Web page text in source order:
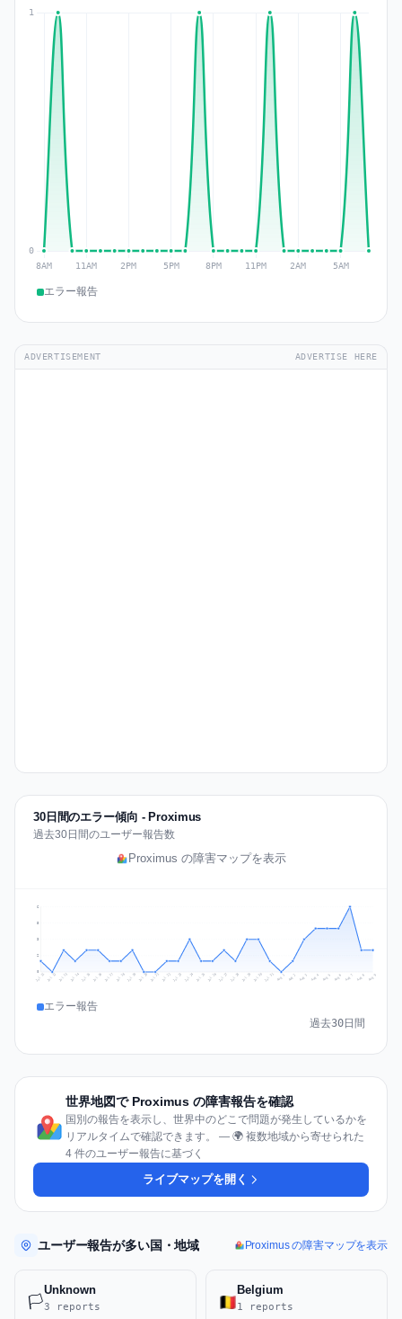
エラー報告
ADVERTISEMENT ADVERTISE HERE
30日間のエラー傾向 - Proximus
過去30日間のユーザー報告数
Proximus の障害マップを表示
2
3
5
6
Jul 11 Jul 12 Jul 13 Jul 14 Jul 15 Jul 16 Jul 17 Jul 18 Jul 19 Jul 20 Jul 21 Jul 22 Jul 23 Jul 24 Jul 25 Jul 26 Jul 27 Jul 28 Jul 29 Jul 30 Jul 31 Aug 1 Aug 2 Aug 3 Aug 4 Aug 5 Aug 6 Aug 7 Aug 8 Aug 9
エラー報告
過去30日間
世界地図で Proximus の障害報告を確認
国別の報告を表示し、世界中のどこで問題が発生しているかを
リアルタイムで確認できます。 — 🌍 複数地域から寄せられた
4 件のユーザー報告に基づく
ライブマップを開く
ユーザー報告が多い国・地域 Proximus の障害マップを表示
🏳️
Unknown
3 reports
Belgium
1 reports